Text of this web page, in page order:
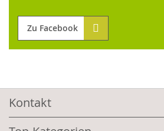
Zu Facebook
Kontakt